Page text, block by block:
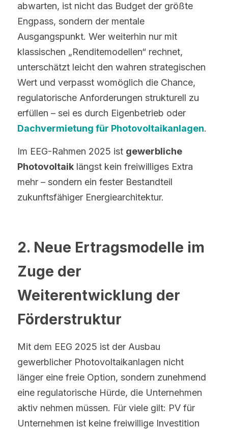
abwarten, ist nicht das Budget der größte
Engpass, sondern der mentale
Ausgangspunkt. Wer weiterhin nur mit
klassischen „Renditemodellen“ rechnet,
unterschätzt leicht den wahren strategischen
Wert und verpasst womöglich die Chance,
regulatorische Anforderungen strukturell zu
Dachvermietung für Photovoltaikanlagen.
Im EEG-Rahmen 2025 ist gewerbliche
Photovoltaik längst kein freiwilliges Extra
mehr – sondern ein fester Bestandteil
zukunftsfähiger Energiearchitektur.
2. Neue Ertragsmodelle im
Zuge der
Weiterentwicklung der
Förderstruktur
Mit dem EEG 2025 ist der Ausbau
gewerblicher Photovoltaikanlagen nicht
länger eine freie Option, sondern zunehmend
eine regulatorische Hürde, die Unternehmen
aktiv nehmen müssen. Für viele gilt: PV für
Unternehmen ist keine freiwillige Investition